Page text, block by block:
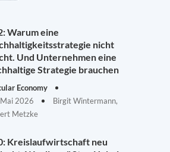
Warum eine
nicht
Und Unternehmen eine
Strategie brauchen
Economy
2026
Birgit Wintermann,
Metzke
Kreislaufwirtschaft neu